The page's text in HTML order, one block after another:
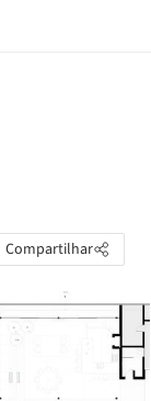
Compartilhar